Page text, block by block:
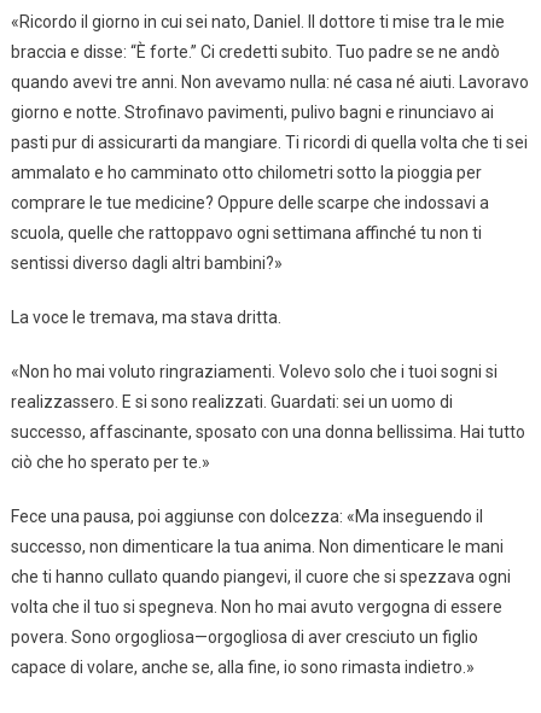
«Ricordo il giorno in cui sei nato, Daniel. Il dottore ti mise tra le mie
braccia e disse: “È forte.” Ci credetti subito. Tuo padre se ne andò
quando avevi tre anni. Non avevamo nulla: né casa né aiuti. Lavoravo
giorno e notte. Strofinavo pavimenti, pulivo bagni e rinunciavo ai
pasti pur di assicurarti da mangiare. Ti ricordi di quella volta che ti sei
ammalato e ho camminato otto chilometri sotto la pioggia per
comprare le tue medicine? Oppure delle scarpe che indossavi a
scuola, quelle che rattoppavo ogni settimana affinché tu non ti
sentissi diverso dagli altri bambini?»
La voce le tremava, ma stava dritta.
«Non ho mai voluto ringraziamenti. Volevo solo che i tuoi sogni si
realizzassero. E si sono realizzati. Guardati: sei un uomo di
successo, affascinante, sposato con una donna bellissima. Hai tutto
ciò che ho sperato per te.»
Fece una pausa, poi aggiunse con dolcezza: «Ma inseguendo il
successo, non dimenticare la tua anima. Non dimenticare le mani
che ti hanno cullato quando piangevi, il cuore che si spezzava ogni
volta che il tuo si spegneva. Non ho mai avuto vergogna di essere
povera. Sono orgogliosa—orgogliosa di aver cresciuto un figlio
capace di volare, anche se, alla fine, io sono rimasta indietro.»